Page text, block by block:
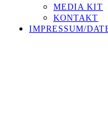
MEDIA KIT
KONTAKT
IMPRESSUM/